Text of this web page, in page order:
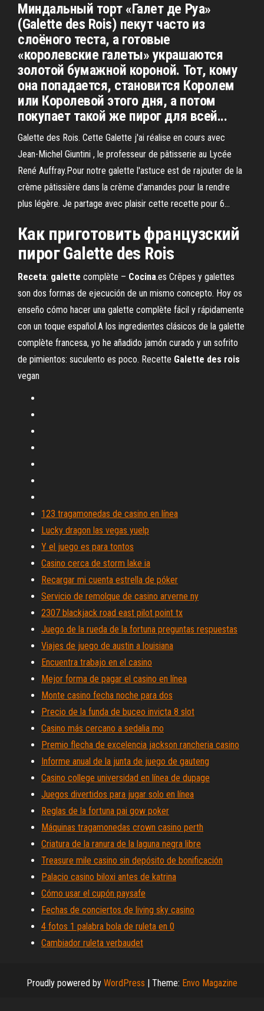
Миндальный торт «Галет де Руа»
(Galette des Rois) пекут часто из
слоёного теста, а готовые
«королевские галеты» украшаются
золотой бумажной короной. Тот, кому
она попадается, становится Королем
или Королевой этого дня, а потом
покупает такой же пирог для всей...
Galette des Rois. Cette Galette j'ai réalise en cours avec
Jean-Michel Giuntini , le professeur de pâtisserie au Lycée
René Auffray.Pour notre galette l'astuce est de rajouter de la
crème pâtissière dans la crème d'amandes pour la rendre
plus légère. Je partage avec plaisir cette recette pour 6...
Как приготовить французский
пирогGalette des Rois
Receta: galette complète – Cocina.es Crêpes y galettes
son dos formas de ejecución de un mismo concepto. Hoy os
enseño cómo hacer una galette complète fácil y rápidamente
con un toque español.A los ingredientes clásicos de la galette
complète francesa, yo he añadido jamón curado y un sofrito
de pimientos: suculento es poco. Recette Galette des rois
vegan
123 tragamonedas de casino en línea
Lucky dragon las vegas yuelp
Y el juego es para tontos
Casino cerca de storm lake ia
Recargar mi cuenta estrella de póker
Servicio de remolque de casino arverne ny
2307 blackjack road east pilot point tx
Juego de la rueda de la fortuna preguntas respuestas
Viajes de juego de austin a louisiana
Encuentra trabajo en el casino
Mejor forma de pagar el casino en línea
Monte casino fecha noche para dos
Precio de la funda de buceo invicta 8 slot
Casino más cercano a sedalia mo
Premio flecha de excelencia jackson rancheria casino
Informe anual de la junta de juego de gauteng
Casino college universidad en línea de dupage
Juegos divertidos para jugar solo en línea
Reglas de la fortuna pai gow poker
Máquinas tragamonedas crown casino perth
Criatura de la ranura de la laguna negra libre
Treasure mile casino sin depósito de bonificación
Palacio casino biloxi antes de katrina
Cómo usar el cupón paysafe
Fechas de conciertos de living sky casino
4 fotos 1 palabra bola de ruleta en 0
Cambiador ruleta verbaudet
Proudly powered by WordPress | Theme: Envo Magazine